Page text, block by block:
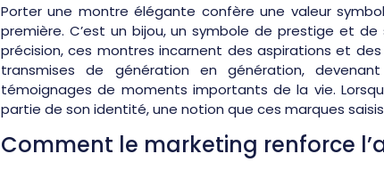
Porter une montre élégante confère une valeur
première. C’est un bijou, un symbole de prestige et
précision, ces montres incarnent des aspirations et
transmises de génération en génération,
témoignages de moments importants de la vie.
partie de son identité, une notion que ces marques
Comment le marketing renforce